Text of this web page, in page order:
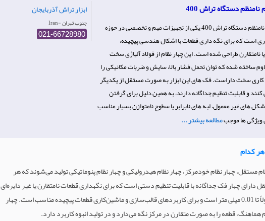
ابزار تراش آذربایجان
Iran- جنوب‌ تهران
021-66728980
نامنظم دستگاه تراش 400
چهار نظام نامنظم دستگاه تراش 400 یکی از تجهیزات مهم و تخصصی در حوزه
است که برای نگه داری قطعات با اشکال هندسی پیچیده،
نامتقارن طراحی شده است. این چهار نظام از فولاد آلیاژی سخت
ساخته شده که توان تحمل فشار بالا، سایش و ضربات مکانیکی را
سخت داراست. فک های این ابزار به صورت مستقل از یکدیگر
و قابلیت تنظیم جداگانه دارند، به همین دلیل برای گرفتن
شکل های غیر معمول، لبه های نابرابر یا سطوح نامتوازن بسیار مناسب
ها موجبمطالعه بیشتر ...
مستقل، چهار نظام خودمرکز، چهار نظام هیدرولیکی و چهار نظام پنوماتیکی تولید می‌شوند که هر
دارای چهار فک جداگانه با قابلیت تنظیم دستی است که برای نگهداری قطعات نامتقارن یا غیر دایره‌ای
استفاده می‌شود. دقت تنظیم این نوع معمولاً تا 0.01 میلی متر است و برای کاربردهای قالب‌سازی و ماشین‌کاری قطعات پیچیده مناسب است. چهار
قطعه را به صورت متقارن در مرکز نگه می‌دارد و در تولید انبوه کاربرد دارد.